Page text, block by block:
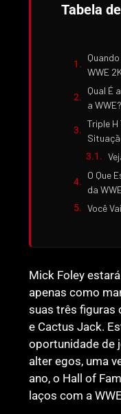
Tabela
WWE
Qual É
a WWE?
Triple
O Que
da
Você
Mick Foley
apenas como
suas três figuras
e Cactus Jack.
oportunidade de
alter egos, uma
ano, o Hall of
laços com a